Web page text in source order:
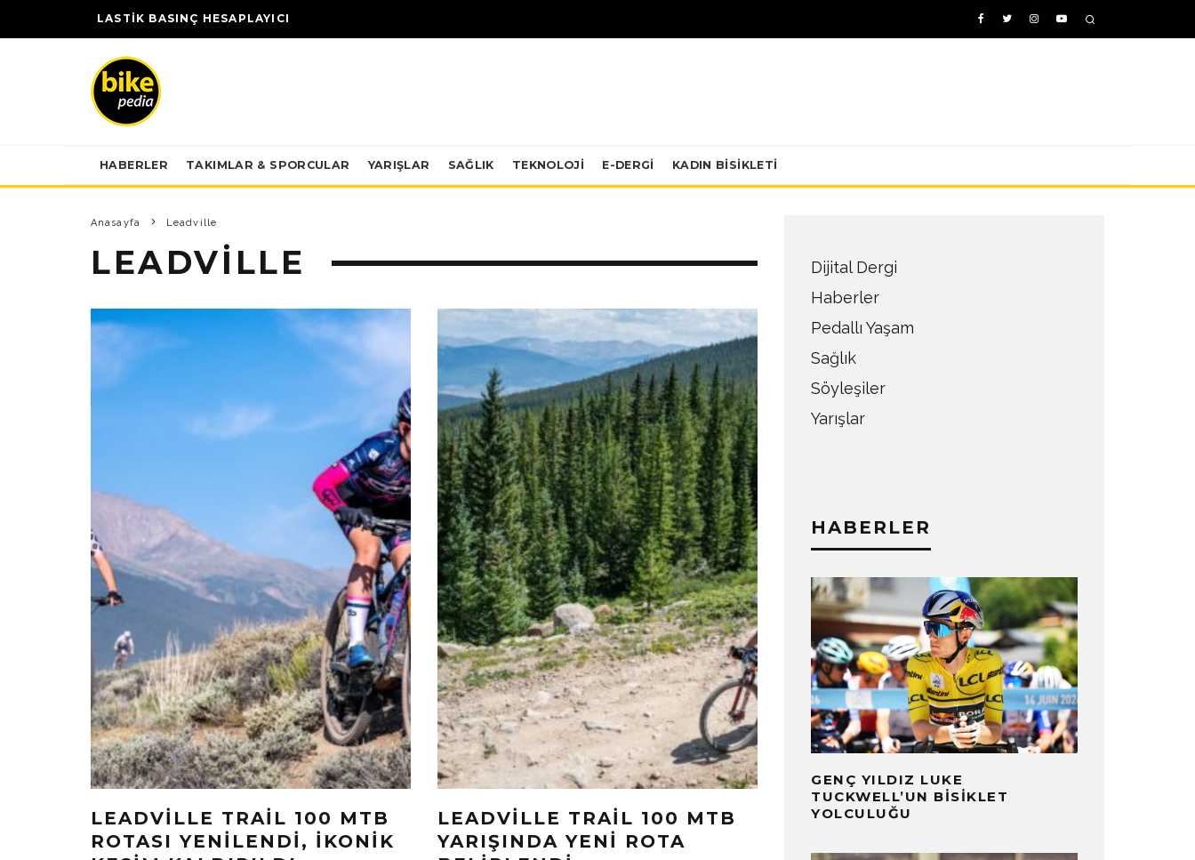
LASTİK BASINÇ HESAPLAYICI
HABERLER TAKIMLAR & SPORCULAR YARIŞLAR SAĞLIK TEKNOLOJI E-DERGİ KADIN BISIKLETI
Anasayfa Leadville
LEADVILLE
LEADVILLE TRAIL 100 MTB
ROTASI YENILENDI, İKONIK
LEADVILLE TRAIL 100 MTB
YARIŞINDA YENI ROTA
Dijital Dergi
Haberler
Pedallı Yaşam
Sağlık
Söyleşiler
Yarışlar
HABERLER
GENÇ YILDIZ LUKE
TUCKWELL’UN BISIKLET
YOLCULUĞU